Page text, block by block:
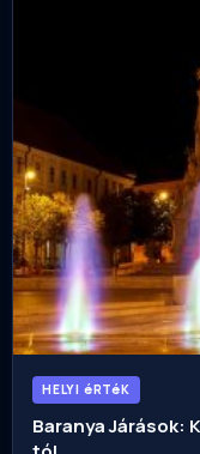
HELYI éRTéK
Baranya Járások: